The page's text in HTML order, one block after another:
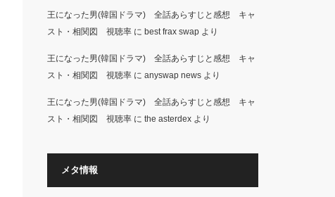
王になった男(韓国ドラマ) 全話あらすじと感想 キャ
スト・相関図 視聴率に best frax swapより
王になった男(韓国ドラマ) 全話あらすじと感想 キャ
スト・相関図 視聴率に anyswap newsより
王になった男(韓国ドラマ) 全話あらすじと感想 キャ
スト・相関図 視聴率に the asterdexより
メタ情報